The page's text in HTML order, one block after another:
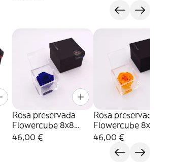
Rosa preservada
Flowercube 8x8
Color Azul Oscuro
46,00 €
Rosa preservada
Flowercube 8x8
Color Amarillo
46,00 €